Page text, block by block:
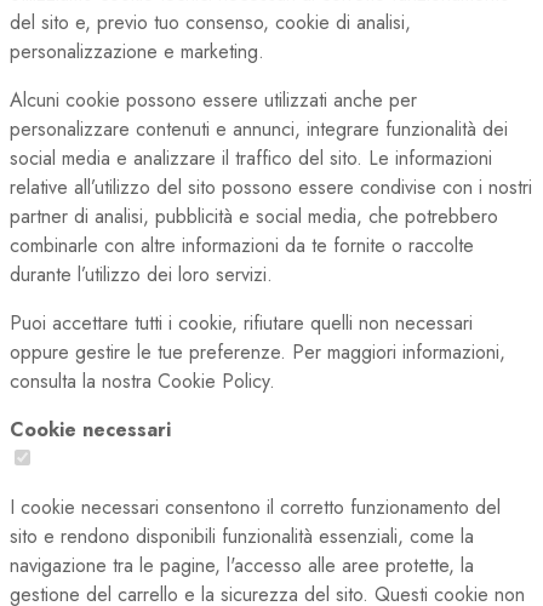
del sito e, previo tuo consenso, cookie di analisi,
personalizzazione e marketing.
Alcuni cookie possono essere utilizzati anche per
personalizzare contenuti e annunci, integrare funzionalità dei
social media e analizzare il traffico del sito. Le informazioni
relative all’utilizzo del sito possono essere condivise con i nostri
partner di analisi, pubblicità e social media, che potrebbero
combinarle con altre informazioni da te fornite o raccolte
durante l’utilizzo dei loro servizi.
Puoi accettare tutti i cookie, rifiutare quelli non necessari
oppure gestire le tue preferenze. Per maggiori informazioni,
consulta la nostra Cookie Policy.
Cookie necessari
I cookie necessari consentono il corretto funzionamento del
sito e rendono disponibili funzionalità essenziali, come la
navigazione tra le pagine, l'accesso alle aree protette, la
gestione del carrello e la sicurezza del sito. Questi cookie non